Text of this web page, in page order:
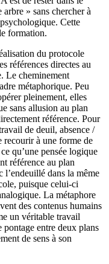
» sans chercher à
Cette
formation.
du protocole
références directes au
Le cheminement
métaphorique. Peu
pleinement, elles
sans allusion au plan
référence. Pour
de deuil, absence /
recourir à une forme de
qu’une pensée logique
référence au plan
l’endeuillé dans la même
puisque celui-ci
La métaphore
des contenus humains
un véritable travail
pontage entre deux plans
de sens à son